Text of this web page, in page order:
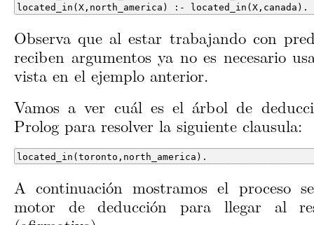
located_in(X,north_america) :- located_in(X,canada).
Observa que al estar trabajando con
reciben argumentos ya no es necesario
vista en el ejemplo anterior.
Vamos a ver cuál es el árbol de
Prolog para resolver la siguiente clausula:
located_in(toronto,north_america).
A continuación mostramos el proceso
motor de deducción para llegar al